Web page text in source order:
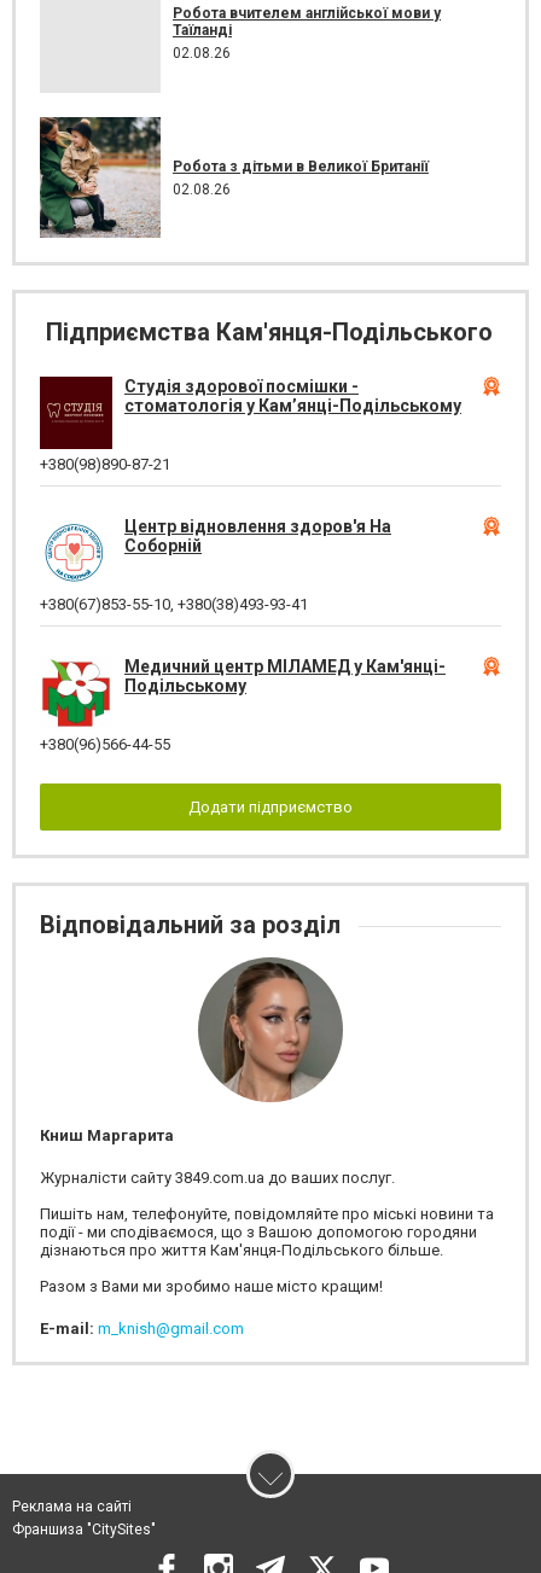
Робота вчителем англійської мови у
Таїланді
02.08.26
Робота з дітьми в Великої Британії
02.08.26
Підприємства Кам'янця-Подільського
Студія здорової посмішки -
стоматологія у Кам’янці-Подільському
+380(98)890-87-21
Центр відновлення здоров'я На
Соборній
+380(67)853-55-10, +380(38)493-93-41
Медичний центр МІЛАМЕД у Кам'янці-
Подільському
+380(96)566-44-55
Додати підприємство
Відповідальний за розділ
Книш Маргарита
Журналісти сайту 3849.com.ua до ваших послуг.
Пишіть нам, телефонуйте, повідомляйте про міські новини та
події - ми сподіваємося, що з Вашою допомогою городяни
дізнаються про життя Кам'янця-Подільського більше.
Разом з Вами ми зробимо наше місто кращим!
E-mail: m_knish@gmail.com
Реклама на сайті
Франшиза "CitySites"